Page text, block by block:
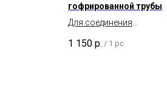
гофрированной трубы
Для соединения
диаметром 75 мм с
1 150 р. / 1 pc